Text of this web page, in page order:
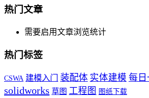
热门文章
需要启用文章浏览统计
热门标签
CSWA 建模入门 装配体 实体建模 每日
solidworks 草图 工程图 图纸下载